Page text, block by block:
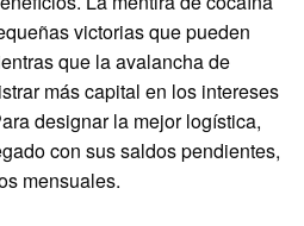
victorias que pueden
que la avalancha de
más capital en los intereses
designar la mejor logística,
con sus saldos pendientes,
mensuales.